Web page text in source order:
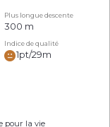
Plus longue descente
300 m
Indice de qualité
1pt/29m
pour la vie